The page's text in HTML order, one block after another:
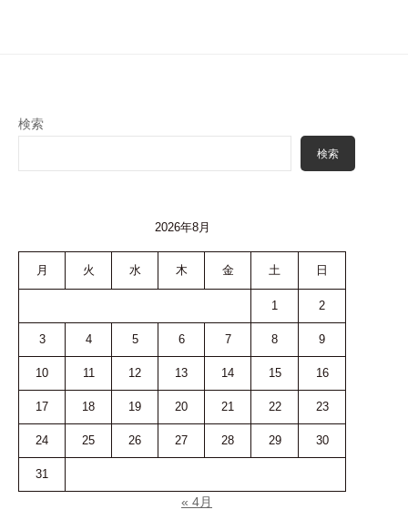
検索
検索
2026年8月
月 火 水 木 金 土 日
1 2
3 4 5 6 7 8 9
10 11 12 13 14 15 16
17 18 19 20 21 22 23
24 25 26 27 28 29 30
31
« 4月